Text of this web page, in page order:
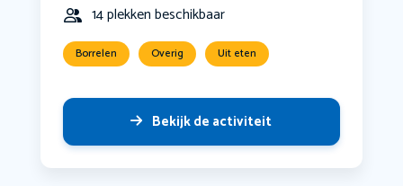
14 plekken beschikbaar
Borrelen Overig Uit eten
Bekijk de activiteit